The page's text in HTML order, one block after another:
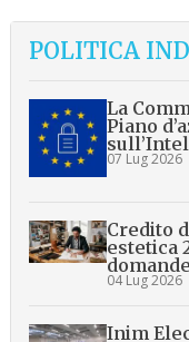
POLITICA
La
Piano
07 Lug 2026
Credito
estetica
04 Lug 2026
Inim